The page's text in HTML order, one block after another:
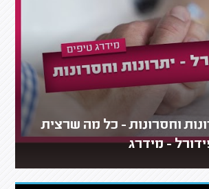
וחסרונות - כל מה שרצית
- מידרג